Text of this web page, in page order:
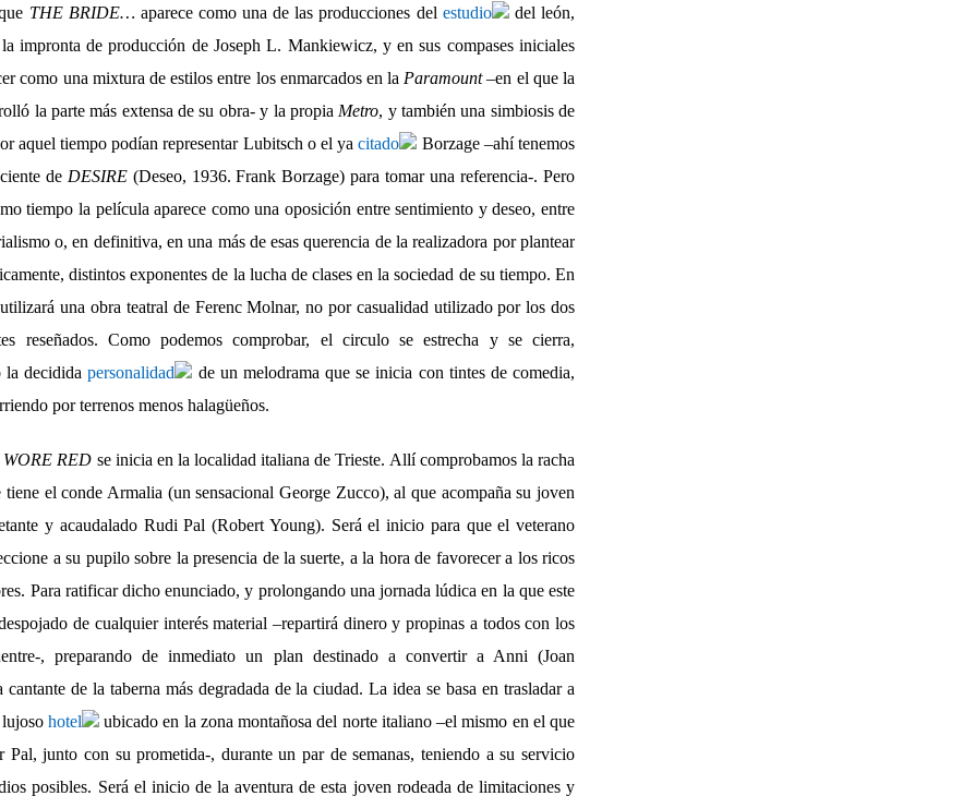
THE BRIDE… aparece como una de las producciones del estudio
del león,
impronta de producción de Joseph L. Mankiewicz, y en sus compases iniciales
como una mixtura de estilos entre los enmarcados en la Paramount–en el que la
la parte más extensa de su obra- y la propia Metro, y también una simbiosis de
aquel tiempo podían representar Lubitsch o el ya citado
Borzage –ahí tenemos
de DESIRE (Deseo, 1936. Frank Borzage) para tomar una referencia-. Pero
tiempo la película aparece como una oposición entre sentimiento y deseo, entre
o, en definitiva, en una más de esas querencia de la realizadora por plantear
distintos exponentes de la lucha de clases en la sociedad de su tiempo. En
utilizará una obra teatral de Ferenc Molnar, no por casualidad utilizado por los dos
reseñados. Como podemos comprobar, el circulo se estrecha y se cierra,
la decidida personalidad
de un melodrama que se inicia con tintes de comedia,
por terrenos menos halagüeños.
RED se inicia en la localidad italiana de Trieste. Allí comprobamos la racha
tiene el conde Armalia (un sensacional George Zucco), al que acompaña su joven
y acaudalado Rudi Pal (Robert Young). Será el inicio para que el veterano
a su pupilo sobre la presencia de la suerte, a la hora de favorecer a los ricos
Para ratificar dicho enunciado, y prolongando una jornada lúdica en la que este
de cualquier interés material –repartirá dinero y propinas a todos con los
, preparando de inmediato un plan destinado a convertir a Anni (Joan
de la taberna más degradada de la ciudad. La idea se basa en trasladar a
lujosohotel
ubicado en la zona montañosa del norte italiano –el mismo en el que
Pal, junto con su prometida-, durante un par de semanas, teniendo a su servicio
posibles. Será el inicio de la aventura de esta joven rodeada de limitaciones y